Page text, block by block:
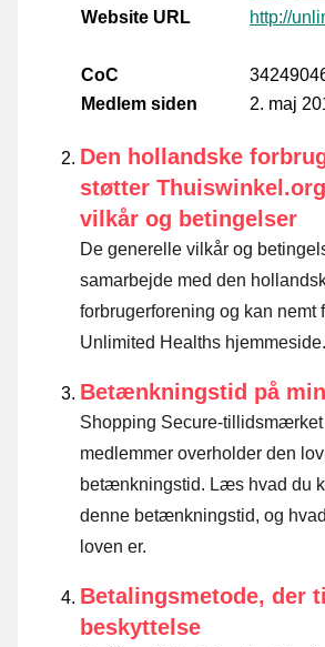
Website URL
http://
CoC
Medlem siden
2. maj
Den hollandske
støtter
vilkår og betingelser
De generelle vilkår og
samarbejde med den
forbrugerforening og kan nemt
Unlimited Healths hjemmeside.
Betænkningstid på
Shopping Secure-tillidsmærket
medlemmer overholder den
betænkningstid. Læs hvad du
denne betænkningstid, og
loven er.
Betalingsmetode, der
beskyttelse